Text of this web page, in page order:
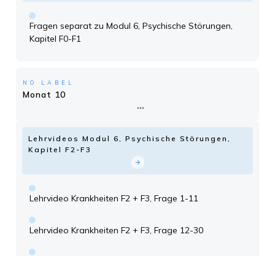
Fragen separat zu Modul 6, Psychische Störungen,
Kapitel F0-F1
NO LABEL
Monat 10
Lehrvideos Modul 6, Psychische Störungen,
Kapitel F2-F3
Lehrvideo Krankheiten F2 + F3, Frage 1-11
Lehrvideo Krankheiten F2 + F3, Frage 12-30